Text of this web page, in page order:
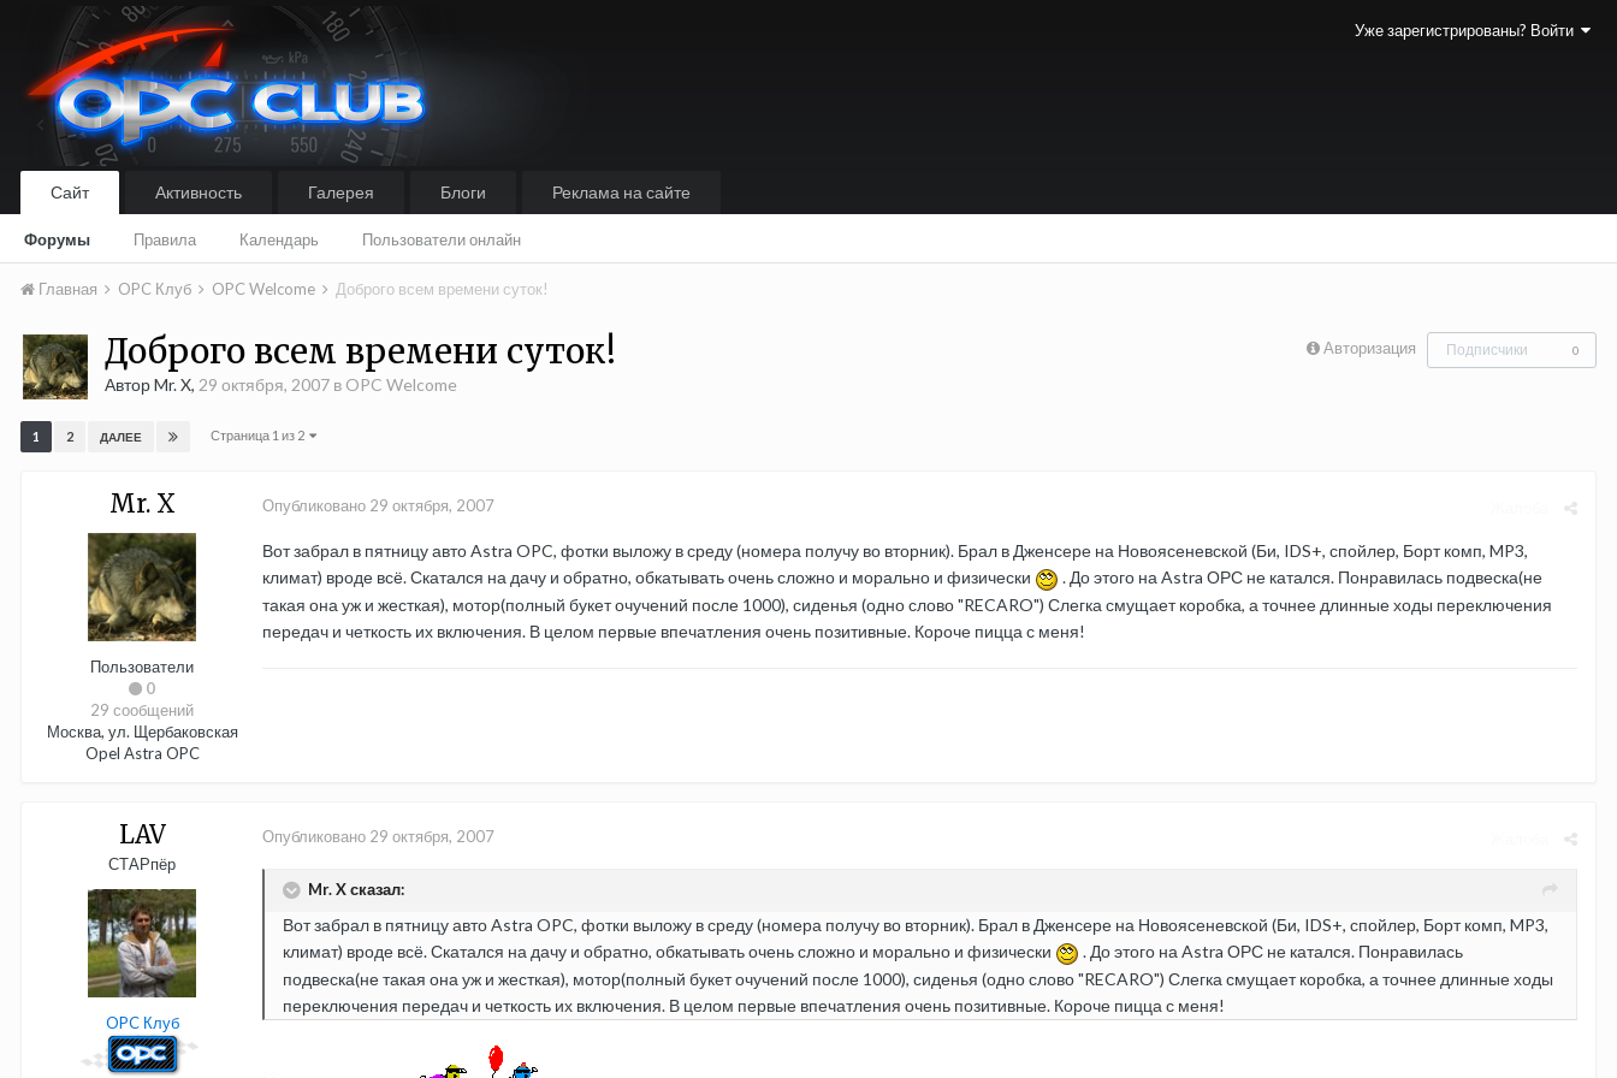
Уже зарегистрированы? Войти
Сайт
Форумы Правила Календарь Пользователи онлайн
Активность Галерея Блоги Реклама на сайте
Главная OPC Клуб OPC Welcome Доброго всем времени суток!
Авторизация Подписчики 0
Доброго всем времени суток!
Автор Mr. X, 29 октября, 2007 в OPC Welcome
1 2 ДАЛЕЕ Страница 1 из 2
Mr. X
Пользователи
0
29 сообщений
Москва, ул. Щербаковская
Opel Astra OPC
Опубликовано 29 октября, 2007
Вот забрал в пятницу авто Astra OPC, фотки выложу в среду (номера получу во вторник). Брал в Дженсере на Новоясеневской (Би, IDS+, спойлер, Борт комп, MP3,
климат) вроде всё. Скатался на дачу и обратно, обкатывать очень сложно и морально и физически
. До этого на Astra ОРС не катался. Понравилась подвеска(не
такая она уж и жесткая), мотор(полный букет очучений после 1000), сиденья (одно слово "RECARO") Слегка смущает коробка, а точнее длинные ходы переключения
передач и четкость их включения. В целом первые впечатления очень позитивные. Короче пицца с меня!
LAV
СТАРпёр
OPC Клуб
Опубликовано 29 октября, 2007
Mr. X сказал:
Вот забрал в пятницу авто Astra OPC, фотки выложу в среду (номера получу во вторник). Брал в Дженсере на Новоясеневской (Би, IDS+, спойлер, Борт комп, MP3,
климат) вроде всё. Скатался на дачу и обратно, обкатывать очень сложно и морально и физически
. До этого на Astra ОРС не катался. Понравилась
подвеска(не такая она уж и жесткая), мотор(полный букет очучений после 1000), сиденья (одно слово "RECARO") Слегка смущает коробка, а точнее длинные ходы
переключения передач и четкость их включения. В целом первые впечатления очень позитивные. Короче пицца с меня!